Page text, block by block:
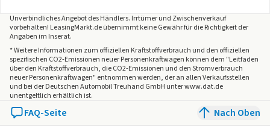
- Verkehrszeichenerkennung
- Zubehör:
- Betriebsanleitung Deutsch
- Garantieheft Deutsch
- Reifenreparaturkit Fix&Go
- Reifenreparaturkit Sticker (DE)
- Tasche für Reifenkit
- Torino Badge auf der C-Säule
Unverbindliches Angebot desHändlers. Irrtümer und Zwischenverkauf
vorbehalten! LeasingMarkt.de übernimmt keine Gewähr für die Richtigkeit der
Angaben im Inserat.
* Weitere Informationen zum offiziellen Kraftstoffverbrauch und den offiziellen
spezifischen CO2-Emissionen neuer Personenkraftwagen können dem "Leitfaden
über den Kraftstoffverbrauch, die CO2-Emissionen und den Stromverbrauch
neuer Personenkraftwagen" entnommen werden, der an allen Verkaufsstellen
und bei der Deutschen Automobil Treuhand GmbH unter www.dat.de
unentgeltlich erhältlich ist.
FAQ-Seite Nach Oben